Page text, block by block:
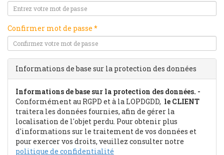
Confirmer mot de passe *
Informations de base sur la protection des données
Informations de base sur la protection des données. -
Conformément au RGPD et à la LOPDGDD, le CLIENT
traitera les données fournies, afin de gérer la
localisation de l'objet perdu. Pour obtenir plus
d'informations sur le traitement de vos données et
pour exercer vos droits, veuillez consulter notre
politique de confidentialité